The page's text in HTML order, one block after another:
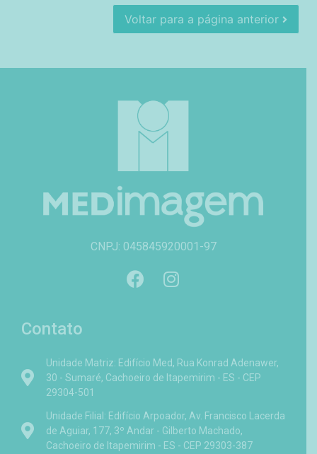
Voltar para a página anterior
CNPJ: 045845920001-97
Contato
Unidade Matriz: Edifício Med, Rua Konrad Adenawer,
30 - Sumaré, Cachoeiro de Itapemirim - ES - CEP
29304-501
Unidade Filial: Edifício Arpoador, Av. Francisco Lacerda
de Aguiar, 177, 3º Andar - Gilberto Machado,
Cachoeiro de Itapemirim - ES - CEP 29303-387